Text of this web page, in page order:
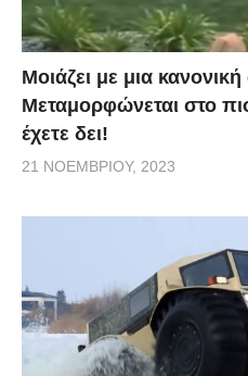
Μοιάζει με μια
Μεταμορφώνεται στο
έχετε δει!
21 ΝΟΕΜΒΡΊΟΥ, 2023